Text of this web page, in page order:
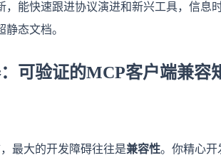
，能快速跟进协议演进和新兴工具，信息
静态文档。
可验证的MCP客户端兼容
最大的开发障碍往往是兼容性。你精心开